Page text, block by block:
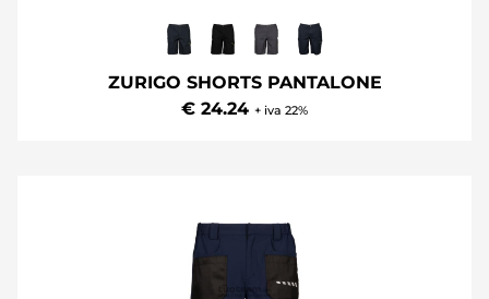
ZURIGO SHORTS PANTALONE
€ 24.24 + iva 22%